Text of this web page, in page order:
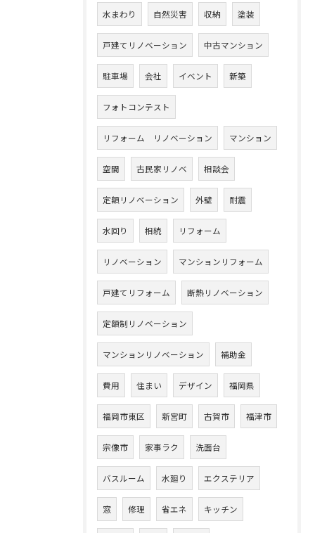
水まわり 自然災害 収納 塗装
戸建てリノベーション 中古マンション
駐車場 会社 イベント 新築
フォトコンテスト
リフォーム リノベーション マンション
空間 古民家リノベ 相談会
定額リノベーション 外壁 耐震
水回り 相続 リフォーム
リノベーション マンションリフォーム
戸建てリフォーム 断熱リノベーション
定額制リノベーション
マンションリノベーション 補助金
費用 住まい デザイン 福岡県
福岡市東区 新宮町 古賀市 福津市
宗像市 家事ラク 洗面台
バスルーム 水廻り エクステリア
窓 修理 省エネ キッチン